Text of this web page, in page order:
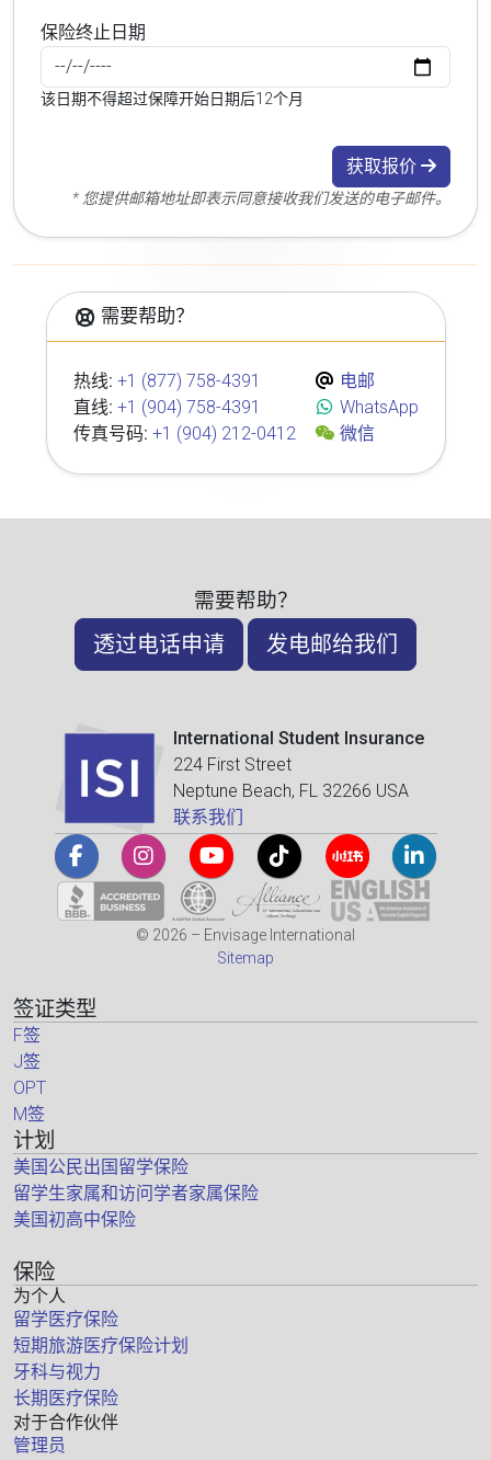
保险终止日期
该日期不得超过保障开始日期后12个月
获取报价
* 您提供邮箱地址即表示同意接收我们发送的电子邮件。
需要帮助？
热线: +1 (877) 758-4391
直线: +1 (904) 758-4391
传真号码: +1 (904) 212-0412
电邮
WhatsApp
微信
需要帮助？
透过电话申请 发电邮给我们
International Student Insurance
224 First Street
Neptune Beach, FL 32266 USA
联系我们
© 2026 – Envisage International
Sitemap
签证类型
F签
J签
OPT
M签
计划
美国公民出国留学保险
留学生家属和访问学者家属保险
美国初高中保险
保险
为个人
留学医疗保险
短期旅游医疗保险计划
牙科与视力
长期医疗保险
对于合作伙伴
管理员